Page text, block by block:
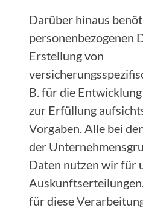
Darüber hinaus
personenbezogenen
Erstellung von
B. für die
zur Erfüllung
Vorgaben. Alle bei
der
Daten nutzen wir für
für diese